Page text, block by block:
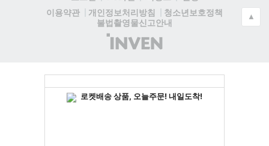
이용약관
개인정보처리방침
청소년보호정책
불법촬영물신고안내
(주)
인
▲